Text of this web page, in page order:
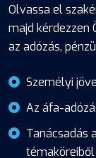
Olvassa el
majd kérdezzen
az adózás,
Személyi
Az áfa-
Tanácsadás
témaköreiből